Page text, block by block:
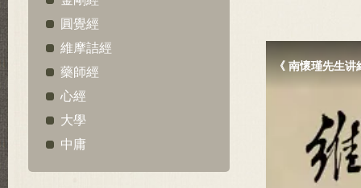
圓覺經
維摩詰經
藥師經
心經
大學
中庸